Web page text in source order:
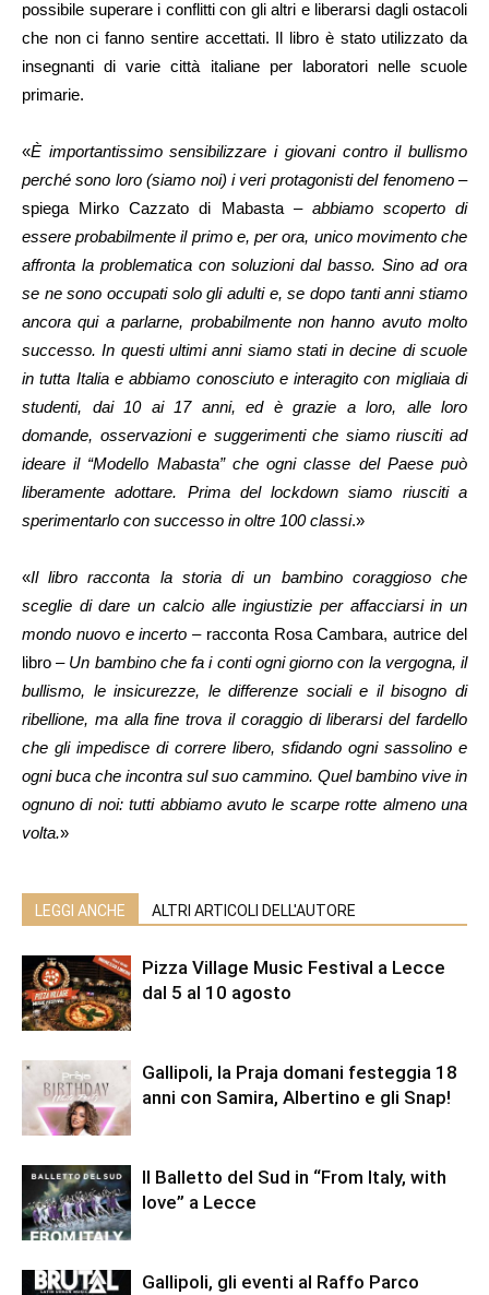
possibile superare i conflitti con gli altri e liberarsi dagli ostacoli
che non ci fanno sentire accettati. Il libro è stato utilizzato da
insegnanti di varie città italiane per laboratori nelle scuole
primarie.
«È importantissimo sensibilizzare i giovani contro il bullismo
perché sono loro (siamo noi) i veri protagonisti del fenomeno–
spiega Mirko Cazzato di Mabasta –abbiamo scoperto di
essere probabilmente il primo e, per ora, unico movimento che
affronta la problematica con soluzioni dal basso. Sino ad ora
se ne sono occupati solo gli adulti e, se dopo tanti anni stiamo
ancora qui a parlarne, probabilmente non hanno avuto molto
successo. In questi ultimi anni siamo stati in decine di scuole
in tutta Italia e abbiamo conosciuto e interagito con migliaia di
studenti, dai 10 ai 17 anni, ed è grazie a loro, alle loro
domande, osservazioni e suggerimenti che siamo riusciti ad
ideare il “Modello Mabasta” che ogni classe del Paese può
liberamente adottare. Prima del lockdown siamo riusciti a
sperimentarlo con successo in oltre 100 classi.»
«Il libro racconta la storia di un bambino coraggioso che
sceglie di dare un calcio alle ingiustizie per affacciarsi in un
mondo nuovo e incerto – racconta Rosa Cambara, autrice del
libro – Un bambino che fa i conti ogni giorno con la vergogna, il
bullismo, le insicurezze, le differenze sociali e il bisogno di
ribellione, ma alla fine trova il coraggio di liberarsi del fardello
che gli impedisce di correre libero, sfidando ogni sassolino e
ogni buca che incontra sul suo cammino. Quel bambino vive in
ognuno di noi: tutti abbiamo avuto le scarpe rotte almeno una
volta.»
LEGGI ANCHE ALTRI ARTICOLI DELL'AUTORE
Pizza Village Music Festival a Lecce
dal 5 al 10 agosto
Gallipoli, la Praja domani festeggia 18
anni con Samira, Albertino e gli Snap!
Il Balletto del Sud in “From Italy, with
love” a Lecce
Gallipoli, gli eventi al Raffo Parco